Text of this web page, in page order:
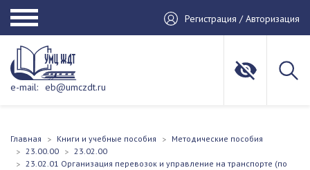
Регистрация / Авторизация
e-mail: eb@umczdt.ru
Главная Книги и учебные пособия
Методические пособия
23.00.00
23.02.00
23.02.01 Организация перевозок и управление на транспорте (по